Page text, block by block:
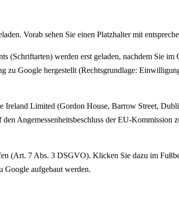
Vorab sehen Sie einen Platzhalter mit
(Schriftarten) werden erst geladen, nachdem Sie
zu Google hergestellt (Rechtsgrundlage:
Limited (Gordon House, Barrow Street,
Angemessenheitsbeschluss der EU-
(Art. 7 Abs. 3 DSGVO). Klicken Sie dazu im
Google aufgebaut werden.